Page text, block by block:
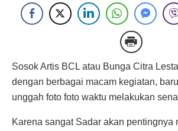
Sosok Artis BCL atau Bunga Citra
dengan berbagai macam kegiatan,
unggah foto foto waktu melakukan
Karena sangat Sadar akan pentingnya